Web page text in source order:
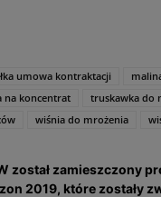
umowa kontraktacji
na koncentrat truskawka do
wiśnia do mrożenia
został zamieszczony
2019, które zostały